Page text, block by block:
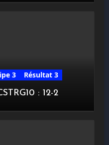
3
Résultat 3
: 12-2